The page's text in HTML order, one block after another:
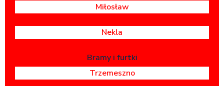
Miłosław
Nekla
Bramy i furtki
Trzemeszno